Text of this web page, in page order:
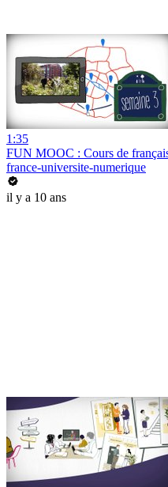
1:35
FUN MOOC : Cours de
france-universite-numerique
il y a 10 ans